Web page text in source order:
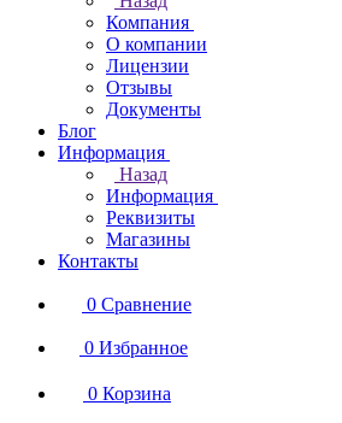
Компания
О компании
Лицензии
Отзывы
Документы
Блог
Информация
Назад
Информация
Реквизиты
Магазины
Контакты
0 Сравнение
0 Избранное
0 Корзина